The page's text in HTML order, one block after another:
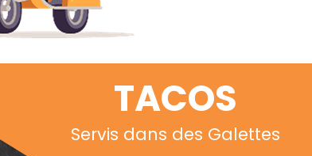
TACOS
Servis dans des Galettes